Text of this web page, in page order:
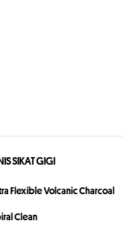
SIKAT GIGI
Flexible Volcanic Charcoal
Clean